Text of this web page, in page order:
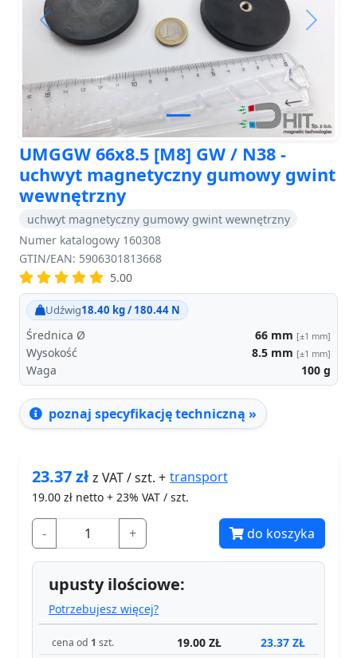
Previous Next
UMGGW 66x8.5 [M8] GW / N38 -
uchwyt magnetyczny gumowy gwint
wewnętrzny
uchwyt magnetyczny gumowy gwint wewnętrzny
Numer katalogowy 160308
GTIN/EAN: 5906301813668
5.00
Udźwig18.40 kg / 180.44 N
Średnica Ø 66 mm [±1 mm]
Wysokość 8.5 mm [±1 mm]
Waga 100 g
poznaj specyfikację techniczną »
23.37złz VAT / szt. + transport
19.00 zł netto + 23% VAT / szt.
- + do koszyka
upusty ilościowe:
Potrzebujesz więcej?
cena od 1 szt. 19.00 ZŁ 23.37 ZŁ